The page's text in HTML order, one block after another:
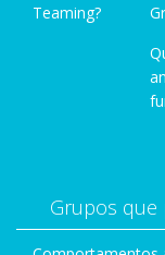
Teaming?
Grupos que